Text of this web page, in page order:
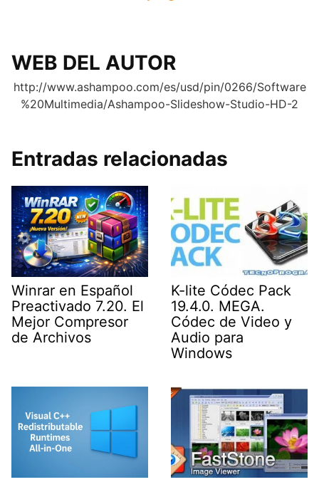
WEB DEL AUTOR
http://www.ashampoo.com/es/usd/pin/0266/Software
%20Multimedia/Ashampoo-Slideshow-Studio-HD-2
Entradas relacionadas
Winrar en Español
Preactivado 7.20. El
Mejor Compresor
de Archivos
K-lite Códec Pack
19.4.0. MEGA.
Códec de Video y
Audio para
Windows